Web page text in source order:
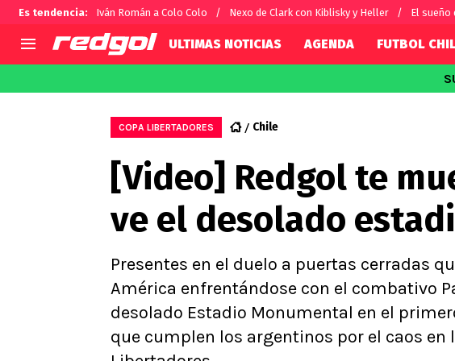
Es tendencia: Iván Román a Colo Colo Nexo de Clark con Kiblisky y Heller El sueño
Selección Chilena
U de Chile
U Católica
Campeonato Nacional
Primera B
Segunda División
Copa Chile
Alexis Sánchez
Carlos Palacios
Chilenos por el mundo
ULTIMAS NOTICIAS AGENDA FUTBOL
COPA LIBERTADORES Chile
[Video] Redgol te
ve el desolado
Presentes en el duelo a puertas cerradas
América enfrentándose con el combativo
desolado Estadio Monumental en el
que cumplen los argentinos por el caos en